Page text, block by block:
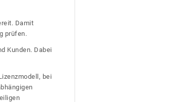
Damit
prüfen.
Kunden. Dabei
bei